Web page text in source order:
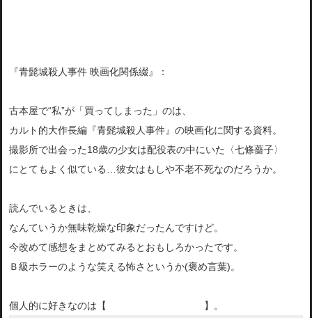
『青髭城殺人事件 映画化関係綴』：
古本屋で“私”が「買ってしまった」のは、
カルト的大作長編『青髭城殺人事件』の映画化に関する資料。
撮影所で出会った18歳の少女は配役表の中にいた〈七條薔子〉
にとてもよく似ている…彼女はもしや不老不死なのだろうか。
読んでいるときは、
なんていうか無味乾燥な印象だったんですけど。
今改めて感想をまとめてみるとおもしろかったです。
Ｂ級ホラーのような笑える怖さというか(褒め言葉)。
個人的に好きなのは【 】。